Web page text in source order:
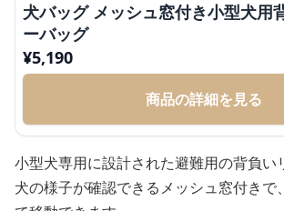
犬バッグ メッシュ窓付き小型犬用
ーバッグ
¥5,190
商品の詳細を見る
小型犬専用に設計された避難用の背負い
犬の様子が確認できるメッシュ窓付きで